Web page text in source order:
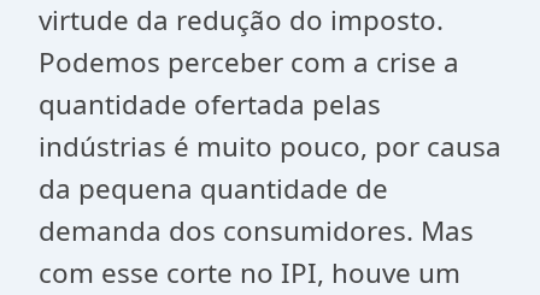
virtude da redução do imposto.
Podemos perceber com a crise a
quantidade ofertada pelas
indústrias é muito pouco, por causa
da pequena quantidade de
demanda dos consumidores. Mas
com esse corte no IPI, houve um